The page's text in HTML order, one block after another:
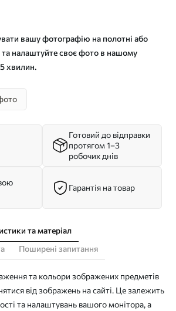
вашу фотографію на полотні або
та налаштуйте своє фото в нашому
хвилин.
Готовий до відправки
протягом 1–3
робочих днів
Гарантія на товар
та матеріал
Поширені запитання
та кольори зображених предметів
від зображень на сайті. Це залежить
та налаштувань вашого монітора, а